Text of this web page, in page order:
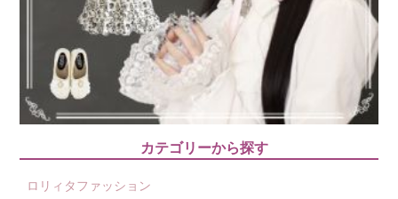
カテゴリーから探す
ロリィタファッション